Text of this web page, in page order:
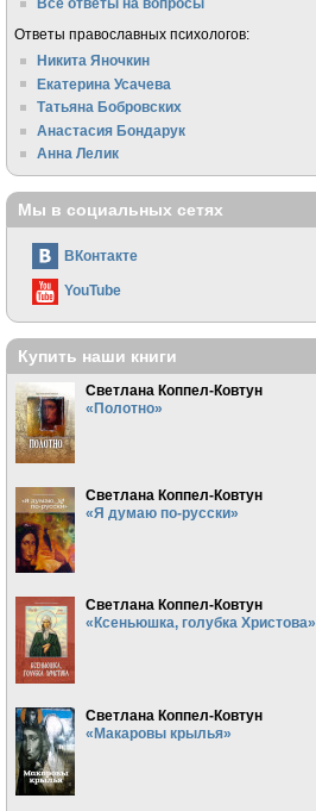
Все ответы на вопросы
Ответы православных психологов:
Никита Яночкин
Екатерина Усачева
Татьяна Бобровских
Анастасия Бондарук
Анна Лелик
Мы в социальных сетях
ВКонтакте
YouTube
Купить наши книги
Светлана Коппел-Ковтун
«Полотно»
Светлана Коппел-Ковтун
«Я думаю по-русски»
Светлана Коппел-Ковтун
«Ксеньюшка, голубка Христова»
Светлана Коппел-Ковтун
«Макаровы крылья»